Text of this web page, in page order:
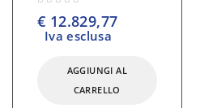
€ 12.829,77
Iva esclusa
AGGIUNGI AL
CARRELLO